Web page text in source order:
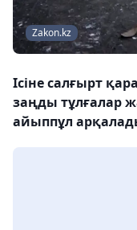
Zakon.kz
Ісіне салғырт
заңды тұлғалар
айыппұл